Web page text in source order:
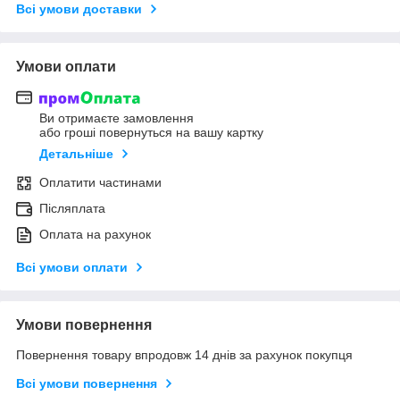
Всі умови доставки
Умови оплати
Ви отримаєте замовлення
або гроші повернуться на вашу картку
Детальніше
Оплатити частинами
Післяплата
Оплата на рахунок
Всі умови оплати
Умови повернення
Повернення товару впродовж 14 днів за рахунок покупця
Всі умови повернення